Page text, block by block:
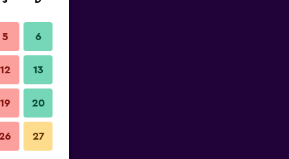
5 6
12 13
19 20
26 27